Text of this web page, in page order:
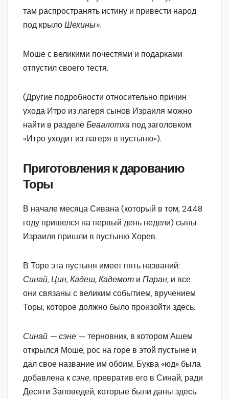
там распространять истину и привести народ
под крылоШехины».
Моше с великими почестями и подарками
отпустил своего тестя.
(Другие подробности относительно причин
ухода Итро из лагеря сынов Израиля можно
найти в разделеБеаалотха под заголовком:
«Итро уходит из лагеря в пустыню»).
Приготовления к дарованию
Торы
В начале месяца Сивана (который в том, 2448
году пришелся на первый день недели) сыны
Израиля пришли в пустыню Хорев.
В Торе эта пустыня имеет пять названий:
Синай, Цин, Кадеш, Кадемот и Паран, и все
они связаны с великим событием, вручением
Торы, которое должно было произойти здесь.
Синай — сэне — терновник, в котором Ашем
открылся Моше, рос на горе в этой пустыне и
дал свое название им обоим. Буква «юд» была
добавлена ксэне, превратив его в Синай, ради
Десяти Заповедей, которые были даны здесь.